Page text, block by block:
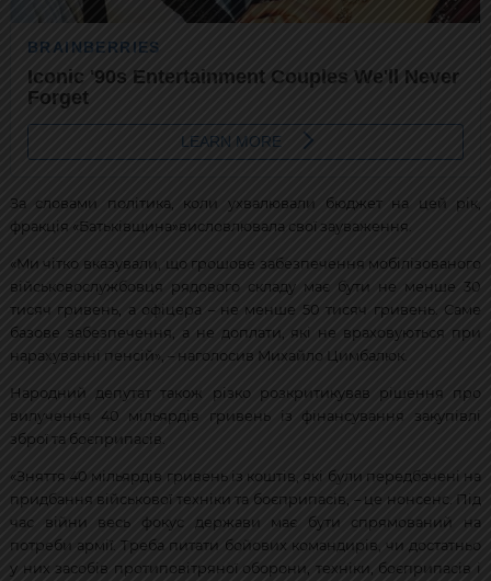
За словами політика, коли ухвалювали бюджет на цей рік,
фракція «Батьківщина»висловлювала свої зауваження.
«Ми чітко вказували, що грошове забезпечення мобілізованого
військовослужбовця рядового складу має бути не менше 30
тисяч гривень, а офіцера – не менше 50 тисяч гривень. Саме
базове забезпечення, а не доплати, які не враховуються при
нарахуванні пенсій», – наголосив Михайло Цимбалюк.
Народний депутат також різко розкритикував рішення про
вилучення 40 мільярдів гривень із фінансування закупівлі
зброї та боєприпасів.
«Зняття 40 мільярдів гривень із коштів, які були передбачені на
придбання військової техніки та боєприпасів, – це нонсенс. Під
час війни весь фокус держави має бути спрямований на
потреби армії. Треба питати бойових командирів, чи достатньо
у них засобів протиповітряної оборони, техніки, боєприпасів і